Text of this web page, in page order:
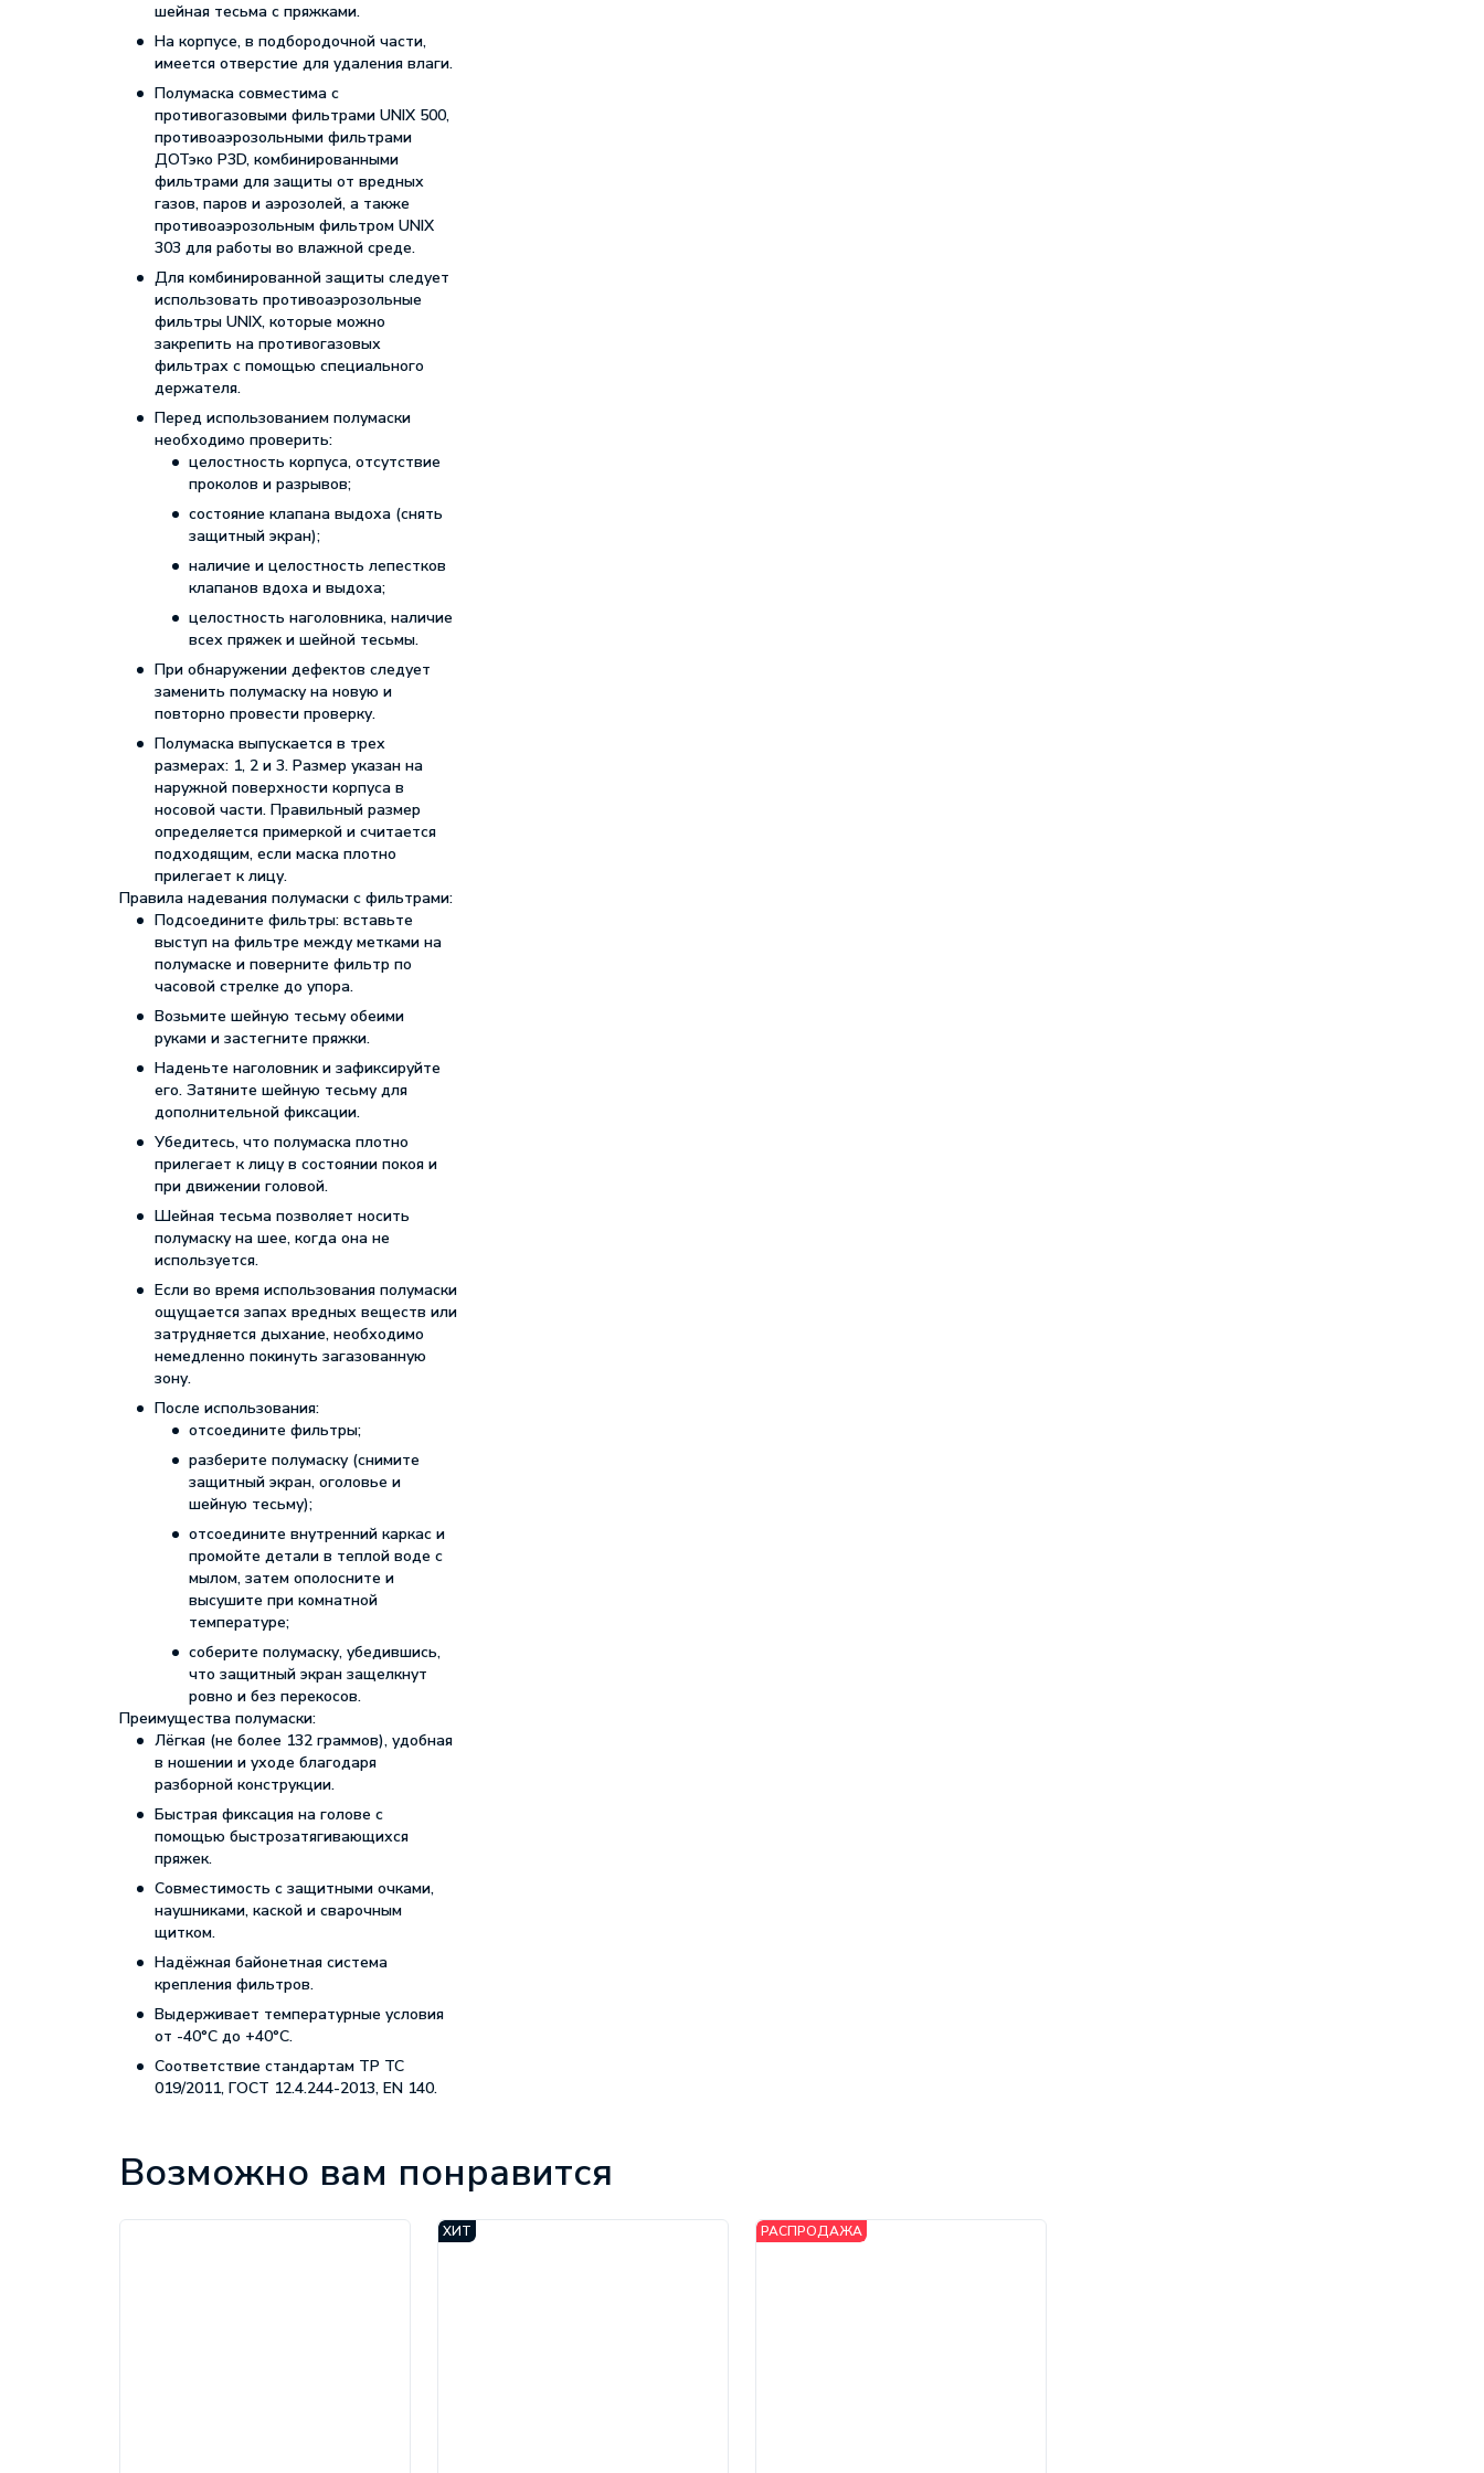
шейная тесьма с пряжками.
На корпусе, в подбородочной части,
имеется отверстие для удаления влаги.
Полумаска совместима с
противогазовыми фильтрами UNIX 500,
противоаэрозольными фильтрами
ДОТэко P3D, комбинированными
фильтрами для защиты от вредных
газов, паров и аэрозолей, а также
противоаэрозольным фильтром UNIX
303 для работы во влажной среде.
Для комбинированной защиты следует
использовать противоаэрозольные
фильтры UNIX, которые можно
закрепить на противогазовых
фильтрах с помощью специального
держателя.
Перед использованием полумаски
необходимо проверить:
целостность корпуса, отсутствие
проколов и разрывов;
состояние клапана выдоха (снять
защитный экран);
наличие и целостность лепестков
клапанов вдоха и выдоха;
целостность наголовника, наличие
всех пряжек и шейной тесьмы.
При обнаружении дефектов следует
заменить полумаску на новую и
повторно провести проверку.
Полумаска выпускается в трех
размерах: 1, 2 и 3. Размер указан на
наружной поверхности корпуса в
носовой части. Правильный размер
определяется примеркой и считается
подходящим, если маска плотно
прилегает к лицу.
Правила надевания полумаски с фильтрами:
Подсоедините фильтры: вставьте
выступ на фильтре между метками на
полумаске и поверните фильтр по
часовой стрелке до упора.
Возьмите шейную тесьму обеими
руками и застегните пряжки.
Наденьте наголовник и зафиксируйте
его. Затяните шейную тесьму для
дополнительной фиксации.
Убедитесь, что полумаска плотно
прилегает к лицу в состоянии покоя и
при движении головой.
Шейная тесьма позволяет носить
полумаску на шее, когда она не
используется.
Если во время использования полумаски
ощущается запах вредных веществ или
затрудняется дыхание, необходимо
немедленно покинуть загазованную
зону.
После использования:
отсоедините фильтры;
разберите полумаску (снимите
защитный экран, оголовье и
шейную тесьму);
отсоедините внутренний каркас и
промойте детали в теплой воде с
мылом, затем ополосните и
высушите при комнатной
температуре;
соберите полумаску, убедившись,
что защитный экран защелкнут
ровно и без перекосов.
Преимущества полумаски:
Лёгкая (не более 132 граммов), удобная
в ношении и уходе благодаря
разборной конструкции.
Быстрая фиксация на голове с
помощью быстрозатягивающихся
пряжек.
Совместимость с защитными очками,
наушниками, каской и сварочным
щитком.
Надёжная байонетная система
крепления фильтров.
Выдерживает температурные условия
от -40°С до +40°С.
Соответствие стандартам ТР ТС
019/2011, ГОСТ 12.4.244-2013, EN 140.
Ожидание:
По запросу
ГОСТ:
Возможно вам понравится
ХИТ РАСПРОДАЖА